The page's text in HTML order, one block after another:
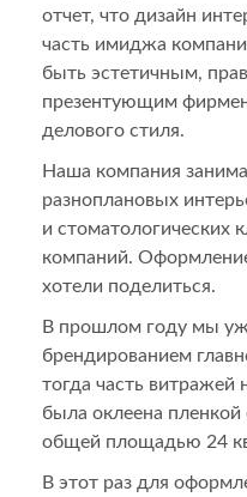
отчет, что дизайн
часть имиджа
быть эстетичным,
презентующим
делового стиля.
Наша компания
разноплановых
и стоматологических
компаний.
хотели поделиться.
В прошлом году мы
брендированием
тогда часть витражей
была оклеена
общей площадью 24
В этот раз для